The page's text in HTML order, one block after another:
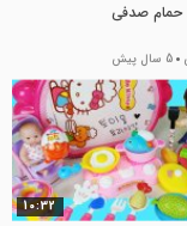
حمام صدفی
5 سال پیش
10:32